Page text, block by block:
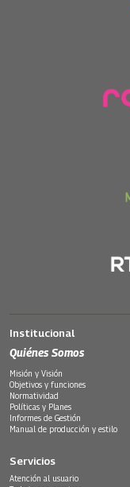
Institucional
Quiénes Somos
Misión y Visión
Objetivos y funciones
Normatividad
Políticas y Planes
Informes de Gestión
Manual de producción y estilo
Servicios
Atención al usuario